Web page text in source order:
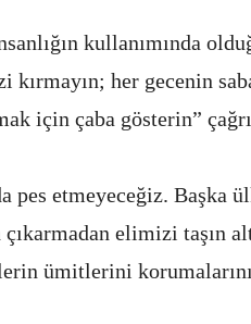
kullanımında
her gecenin
için çaba gösterin”
etmeyeceğiz. Başka
elimizi taşın
ümitlerini